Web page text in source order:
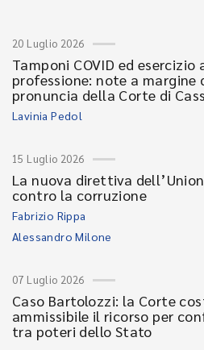
20 Luglio 2026
Tamponi COVID ed esercizio
professione: note a margine
pronuncia della Corte di
Lavinia Pedol
15 Luglio 2026
La nuova direttiva
contro la corruzione
Fabrizio Rippa
Alessandro Milone
07 Luglio 2026
Caso Bartolozzi: la Corte
ammissibile il ricorso per
tra poteri dello Stato